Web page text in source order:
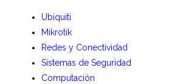
Ubiquiti
Mikrotik
Redes y Conectividad
Sistemas de Seguridad
Computación